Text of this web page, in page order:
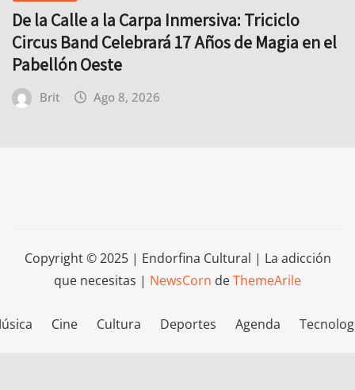
De la Calle a la Carpa Inmersiva: Triciclo
Circus Band Celebrará 17 Años de Magia en el
Pabellón Oeste
Brit Ago 8, 2026
Copyright © 2025 | Endorfina Cultural | La adicción
que necesitas | NewsCorn deThemeArile
Cine Cultura Deportes Agenda